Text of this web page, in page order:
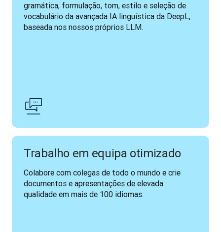
gramática, formulação, tom, estilo e seleção de
vocabulário da avançada IA linguística da DeepL,
baseada nos nossos próprios LLM.
Trabalho em equipa otimizado
Colabore com colegas de todo o mundo e crie
documentos e apresentações de elevada
qualidade em mais de 100 idiomas.